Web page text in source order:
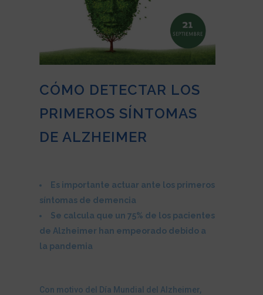
CÓMO DETECTAR LOS
PRIMEROS SÍNTOMAS
DE ALZHEIMER
Es importante actuar ante los primeros
síntomas de demencia
Se calcula que un 75% de los pacientes
de Alzheimer han empeorado debido a
la pandemia
Con motivo del Día Mundial del Alzheimer,